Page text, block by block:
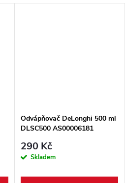
Odvápňovač DeLonghi 500 ml
DLSC500 AS00006181
290 Kč
Skladem